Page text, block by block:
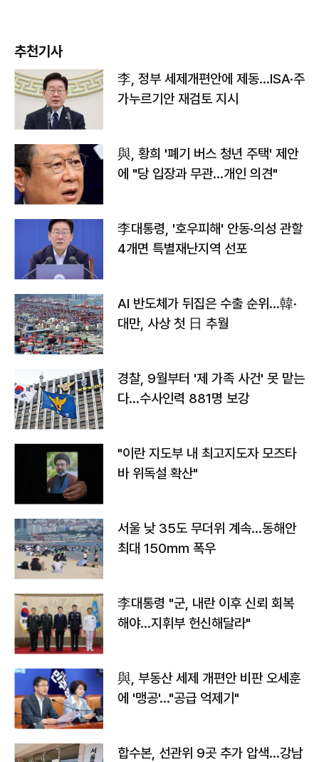
추천기사
李, 정부 세제개편안에 제동…ISA·주
가누르기안 재검토 지시
與, 황희 '폐기 버스 청년 주택' 제안
에 "당 입장과 무관…개인 의견"
李대통령, '호우피해' 안동·의성 관할
4개면 특별재난지역 선포
AI 반도체가 뒤집은 수출 순위…韓·
대만, 사상 첫 日 추월
경찰, 9월부터 '제 가족 사건' 못 맡는
다…수사인력 881명 보강
"이란 지도부 내 최고지도자 모즈타
바 위독설 확산"
서울 낮 35도 무더위 계속…동해안
최대 150㎜ 폭우
李대통령 "군, 내란 이후 신뢰 회복
해야…지휘부 헌신해달라"
與, 부동산 세제 개편안 비판 오세훈
에 '맹공'…"공급 억제기"
합수본, 선관위 9곳 추가 압색…강남